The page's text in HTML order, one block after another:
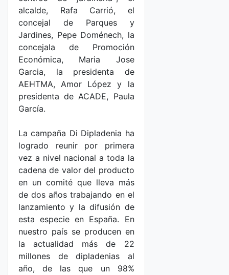
alcalde, Rafa Carrió, el
concejal de Parques y
Jardines, Pepe Doménech, la
concejala de Promoción
Económica, Maria Jose
Garcia, la presidenta de
AEHTMA, Amor López y la
presidenta de ACADE, Paula
García.
La campaña Di Dipladenia ha
logrado reunir por primera
vez a nivel nacional a toda la
cadena de valor del producto
en un comité que lleva más
de dos años trabajando en el
lanzamiento y la difusión de
esta especie en España. En
nuestro país se producen en
la actualidad más de 22
millones de dipladenias al
año, de las que un 98%